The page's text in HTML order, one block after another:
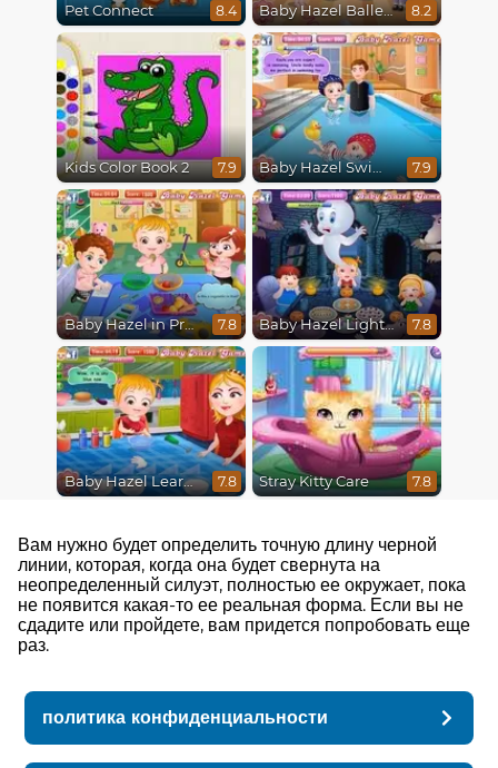
Pet Connect 8.4 Baby Hazel Ballerina Dance 8.2
Kids Color Book 2 7.9 Baby Hazel Swimming 7.9
Baby Hazel in Preschool 7.8 Baby Hazel Lighthouse Adventure 7.8
Baby Hazel Learns Colors 7.8 Stray Kitty Care 7.8
Вам нужно будет определить точную длину черной
линии, которая, когда она будет свернута на
неопределенный силуэт, полностью ее окружает, пока
не появится какая-то ее реальная форма. Если вы не
сдадите или пройдете, вам придется попробовать еще
раз.
политика конфиденциальности